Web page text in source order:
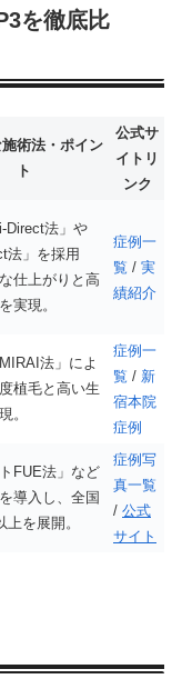
を徹底比
術法・ポイン
ト
公式サ
イトリ
ンク
Direct法」や
法」を採用
仕上がりと高
実現。
症例一
覧 / 実
績紹介
法」によ
植毛と高い生
。
症例一
覧 / 新
宿本院
症例
トFUE法」など
導入し、全国
上を展開。
症例写
真一覧
/ 公式
サイト